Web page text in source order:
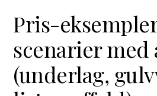
Pris-
scenarier
(underlag,